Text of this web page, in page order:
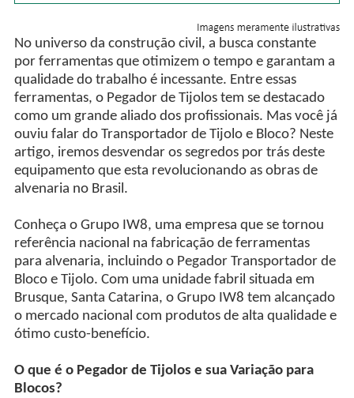
No universo da construção civil, a busca constante
por ferramentas que otimizem o tempo e garantam a
qualidade do trabalho é incessante. Entre essas
ferramentas, o Pegador de Tijolos tem se destacado
como um grande aliado dos profissionais. Mas você já
ouviu falar do Transportador de Tijolo e Bloco? Neste
artigo, iremos desvendar os segredos por trás deste
equipamento que esta revolucionando as obras de
alvenaria no Brasil.
Conheça o Grupo IW8, uma empresa que se tornou
referência nacional na fabricação de ferramentas
para alvenaria, incluindo o Pegador Transportador de
Bloco e Tijolo. Com uma unidade fabril situada em
Brusque, Santa Catarina, o Grupo IW8 tem alcançado
o mercado nacional com produtos de alta qualidade e
ótimo custo-benefício.
O que é o Pegador de Tijolos e sua Variação para
Blocos?